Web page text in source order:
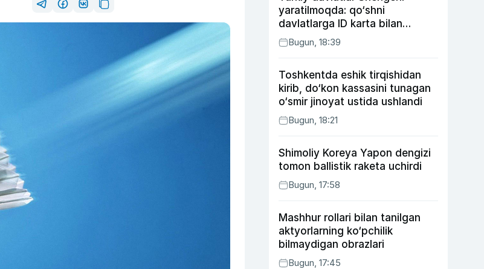
yaratilmoqda: qo‘shni
davlatlarga ID karta bilan
boriladi
Bugun, 18:39
Toshkentda eshik tirqishidan
kirib, do‘kon kassasini tunagan
o‘smir jinoyat ustida ushlandi
Bugun, 18:21
Shimoliy Koreya Yapon dengizi
tomon ballistik raketa uchirdi
Bugun, 17:58
Mashhur rollari bilan tanilgan
aktyorlarning ko‘pchilik
bilmaydigan obrazlari
Bugun, 17:45